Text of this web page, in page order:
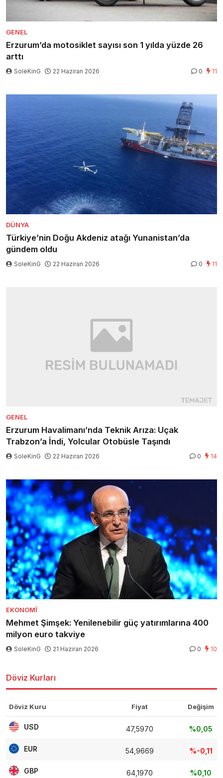
GENEL
Erzurum’da motosiklet sayısı son 1 yılda yüzde 26
arttı
SoleKinG 22 Haziran 2026 0 11
DÜNYA
Türkiye’nin Doğu Akdeniz atağı Yunanistan’da
gündem oldu
SoleKinG 22 Haziran 2026 0 11
GENEL
Erzurum Havalimanı’nda Teknik Arıza: Uçak
Trabzon’a İndi, Yolcular Otobüsle Taşındı
SoleKinG 22 Haziran 2026 0 14
EKONOMI
Mehmet Şimşek: Yenilenebilir güç yatırımlarına 400
milyon euro takviye
SoleKinG 21 Haziran 2026 0 10
Döviz Kurları
Döviz Kuru Fiyat Değişim
USD 47,5970 %0,05
EUR 54,9669 %-0,11
GBP 64,1970 %0,10